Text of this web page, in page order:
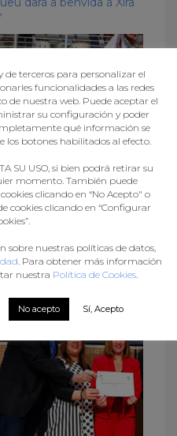
de terceros para personalizar el
funcionalidades a las redes
de nuestra web. Puede aceptar el
su configuración y poder
qué información se
los botones habilitados al efecto.
SU USO, si bien podrá retirar su
momento. También puede
clicando en “No Acepto" o
cookies clicando en “Configurar
nuestras políticas de datos,
. Para obtener más información
nuestra Política de Cookies.
No acepto Sí, Acepto